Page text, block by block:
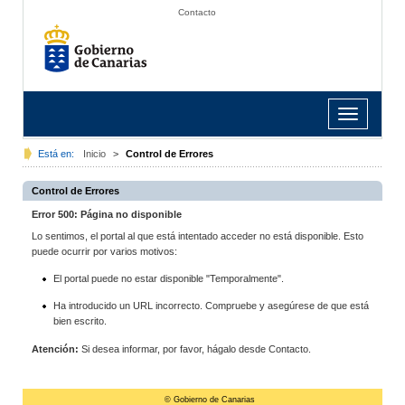
Contacto
Toggle
navigation
Está en: Inicio > Control de Errores
Control de Errores
Error 500: Página no disponible
Lo sentimos, el portal al que está intentado acceder no está disponible. Esto
puede ocurrir por varios motivos:
El portal puede no estar disponible "Temporalmente".
Ha introducido un URL incorrecto. Compruebe y asegúrese de que está
bien escrito.
Atención: Si desea informar, por favor, hágalo desde Contacto.
© Gobierno de Canarias